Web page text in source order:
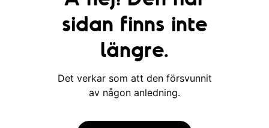
sidan finns inte
längre.
Det verkar som att den försvunnit
av någon anledning.